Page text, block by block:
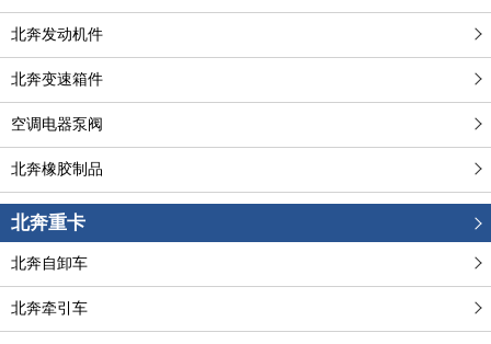
北奔发动机件
北奔变速箱件
空调电器泵阀
北奔橡胶制品
北奔重卡
北奔自卸车
北奔牵引车